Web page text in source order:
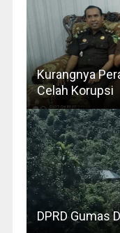
Kurangnya
Celah Korupsi
DPRD Gumas